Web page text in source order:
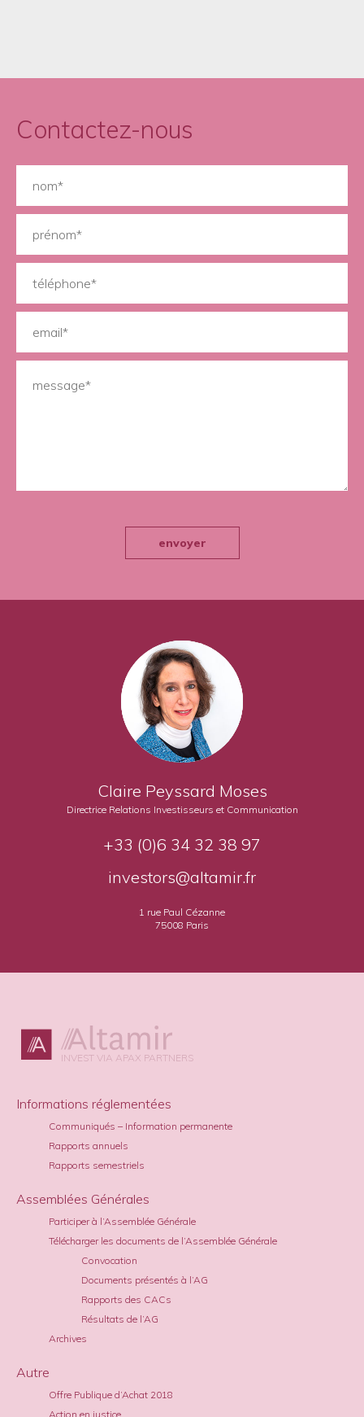
Contactez-nous
envoyer
Claire Peyssard Moses
Directrice Relations Investisseurs et Communication
+33 (0)6 34 32 38 97
investors@altamir.fr
1 rue Paul Cézanne
75008 Paris
INVEST VIA APAX PARTNERS
Informations réglementées
Communiqués – Information permanente
Rapports annuels
Rapports semestriels
Assemblées Générales
Participer à l’Assemblée Générale
Télécharger les documents de l’Assemblée Générale
Convocation
Documents présentés à l’AG
Rapports des CACs
Résultats de l’AG
Archives
Autre
Offre Publique d’Achat 2018
Action en justice